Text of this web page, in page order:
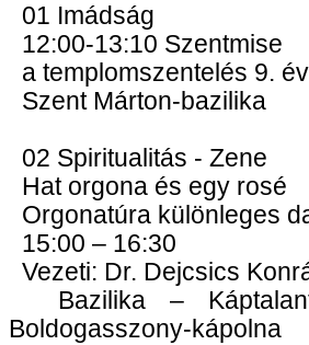
01 Imádság
12:00-13:10 Szentmise
a templomszentelés 9.
Szent Márton-bazilika
02 Spiritualitás - Zene
Hat orgona és egy rosé
Orgonatúra különleges
15:00 – 16:30
Vezeti: Dr. Dejcsics
Bazilika –
Boldogasszony-kápolna